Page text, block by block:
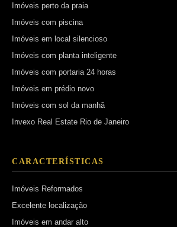
Imóveis perto da praia
Imóveis com piscina
Imóveis em local silencioso
Imóveis com planta inteligente
Imóveis com portaria 24 horas
Imóveis em prédio novo
Imóveis com sol da manhã
Invexo Real Estate Rio de Janeiro
CARACTERÍSTICAS
Imóveis Reformados
Excelente localização
Imóveis em andar alto